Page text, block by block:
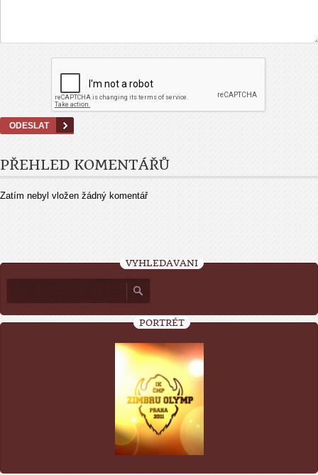
PŘEHLED KOMENTÁŘŮ
Zatím nebyl vložen žádný komentář
VYHLEDÁVÁNÍ
PORTRÉT